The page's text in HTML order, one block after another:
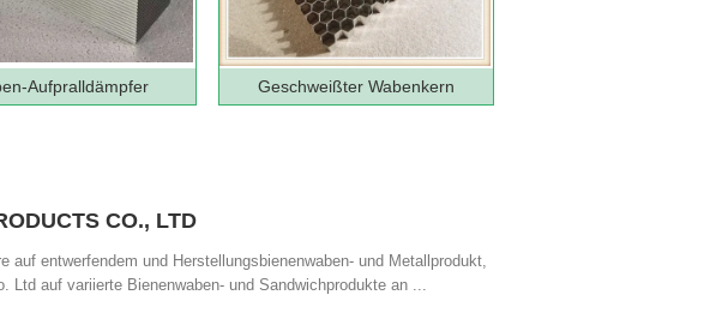
Aufpralldämpfer Geschweißter Wabenkern
CO., LTD
auf entwerfendem und Herstellungsbienenwaben- und Metallprodukt,
Ltd auf variierte Bienenwaben- und Sandwichprodukte an ...